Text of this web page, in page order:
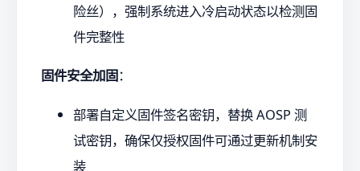
险丝），强制系统进入冷启动状态以检测固
件完整性
固件安全加固：
部署自定义固件签名密钥，替换 AOSP 测
试密钥，确保仅授权固件可通过更新机制安
装